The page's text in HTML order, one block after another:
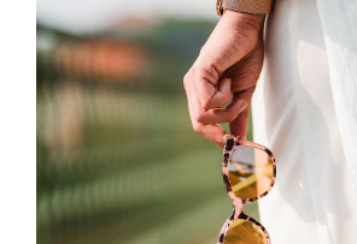
Koker:
Reinigingsdoekje:
Overig
Geslacht:
Categorie:
Merk: